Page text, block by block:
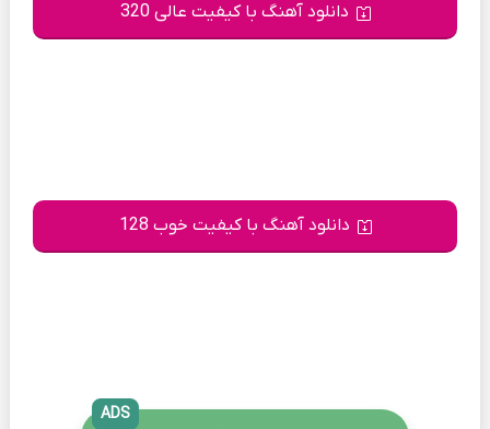
دانلود آهنگ با کیفیت عالی 320
دانلود آهنگ با کیفیت خوب 128
ADS